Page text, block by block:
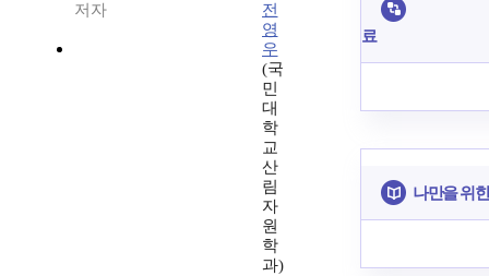
저자
전
영
우
(국
민
대
학
교
산
림
자
원
학
과)
료
나만을 위